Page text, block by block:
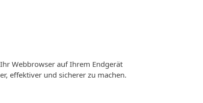
Webbrowser auf Ihrem Endgerät
effektiver und sicherer zu machen.